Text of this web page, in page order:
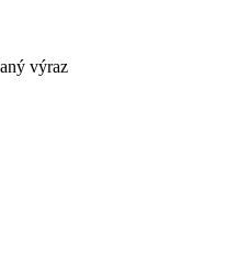
výraz